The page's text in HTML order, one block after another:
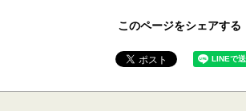
このページをシェアする